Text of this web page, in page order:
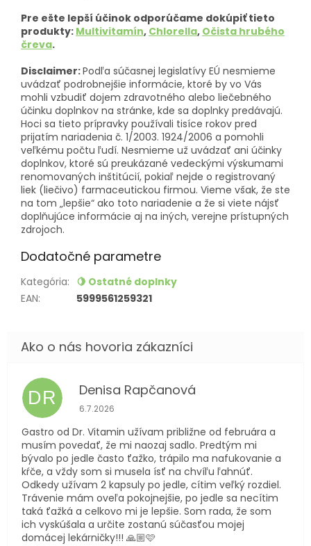
Pre ešte lepší účinok odporúčame dokúpiť tieto
produkty: Multivitamín, Chlorella, Očista hrubého
čreva.
Disclaimer:Podľa súčasnej legislatívy EÚ nesmieme
uvádzať podrobnejšie informácie, ktoré by vo Vás
mohli vzbudiť dojem zdravotného alebo liečebného
účinku doplnkov na stránke, kde sa doplnky predávajú.
Hoci sa tieto prípravky používali tisíce rokov pred
prijatím nariadenia č. 1/2003. 1924/2006 a pomohli
veľkému počtu ľudí. Nesmieme už uvádzať ani účinky
doplnkov, ktoré sú preukázané vedeckými výskumami
renomovaných inštitúcií, pokiaľ nejde o registrovaný
liek (liečivo) farmaceutickou firmou. Vieme však, že ste
na tom „lepšie“ ako toto nariadenie a že si viete nájsť
doplňujúce informácie aj na iných, verejne prístupných
zdrojoch.
Dodatočné parametre
Kategória: 🍋 Ostatné doplnky
EAN: 5999561259321
DR Denisa Rapčanová
Hodnotenie obchodu je 5 z 5 hviezdičiek.
6.7.2026
Gastro od Dr. Vitamin užívam približne od februára a
musím povedať, že mi naozaj sadlo. Predtým mi
bývalo po jedle často ťažko, trápilo ma nafukovanie a
kŕče, a vždy som si musela ísť na chvíľu ľahnúť.
Odkedy užívam 2 kapsuly po jedle, cítim veľký rozdiel.
Trávenie mám oveľa pokojnejšie, po jedle sa necítim
taká ťažká a celkovo mi je lepšie. Som rada, že som
ich vyskúšala a určite zostanú súčasťou mojej
domácej lekárničky!!! 🙏🏼🩷